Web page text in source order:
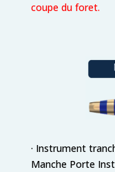
coupe du foret.
· Instrument
Manche Porte